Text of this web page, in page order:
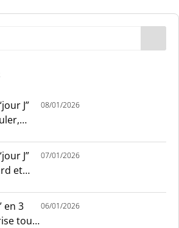
J”
08/01/2026
J”
et
07/01/2026
en 3
tout
06/01/2026